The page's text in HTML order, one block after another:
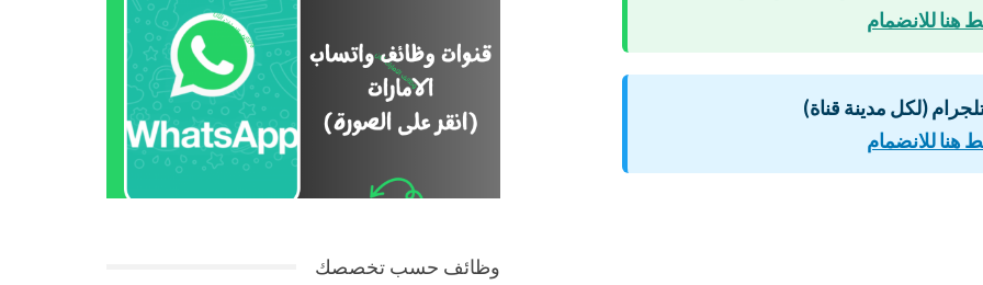
هنا للانضمام
(لكل مدينة قناة)
هنا للانضمام
وظائف حسب تخصصك